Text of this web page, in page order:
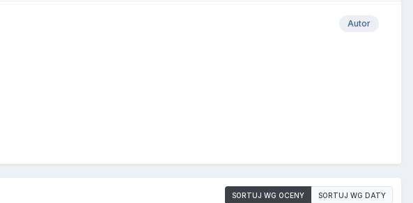
Autor
SORTUJ WG OCENY SORTUJ WG DATY